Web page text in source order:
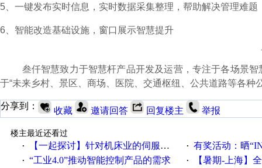
5、一键发布实时信息，实时数据采集整理，帮助解决管理难题
6、智能改造基础设施，窗口展示智慧提升
叁仟智慧致力于智慧杆产品开发及运营，专注于各场景智
于“未来乡村、景区、商场、医院、交通枢纽、公共道路等各
分享到： 收藏 邀请回答 回复楼主 举报
楼主最近还看过
·
【一起探讨】针对机床业的伺服系统发展，您的期望是什么？ · 有奖活动：晒
· “工业4.0”推动智能控制产品的需求 · 【暑期-上海】全国工业